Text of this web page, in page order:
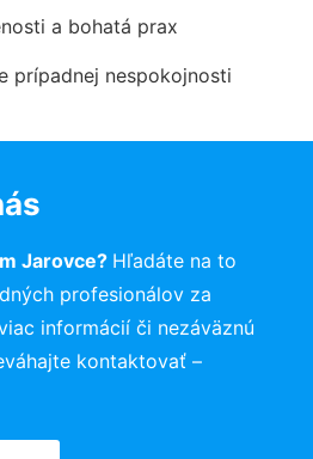
a bohatá prax
prípadnej nespokojnosti
Jarovce? Hľadáte na to
profesionálov za
informácií či nezáväznú
kontaktovať –